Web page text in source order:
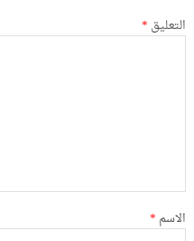
التعليق *
الاسم *